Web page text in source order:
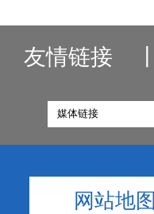
友情链接
网站地图